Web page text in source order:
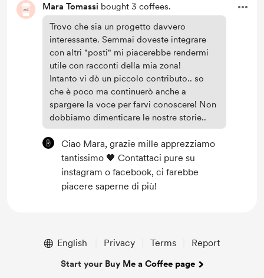
Mara Tomassi bought 3 coffees.
Trovo che sia un progetto davvero
interessante. Semmai doveste integrare
con altri "posti" mi piacerebbe rendermi
utile con racconti della mia zona!
Intanto vi dò un piccolo contributo.. so
che è poco ma continuerò anche a
spargere la voce per farvi conoscere! Non
dobbiamo dimenticare le nostre storie..
Ciao Mara, grazie mille apprezziamo
tantissimo 🖤 Contattaci pure su
instagram o facebook, ci farebbe
piacere saperne di più!
English Privacy Terms Report
Start your Buy Me a Coffee page